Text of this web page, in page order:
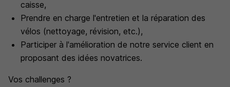
caisse,
Prendre en charge l'entretien et la réparation des
vélos (nettoyage, révision, etc.),
Participer à l'amélioration de notre service client en
proposant des idées novatrices.
Vos challenges ?